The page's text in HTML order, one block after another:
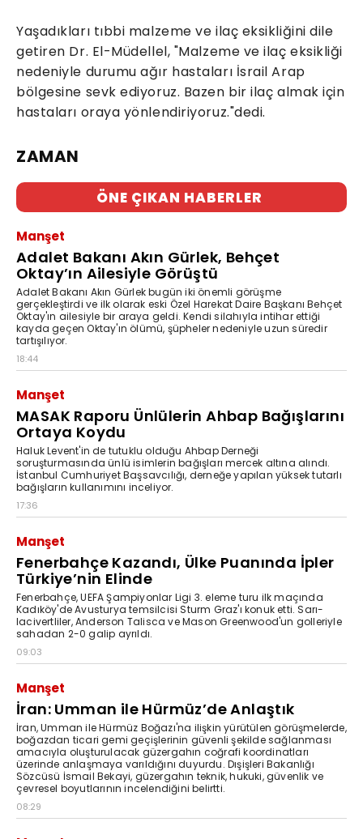
Yaşadıkları tıbbi malzeme ve ilaç eksikliğini dile
getiren Dr. El-Müdellel, "Malzeme ve ilaç eksikliği
nedeniyle durumu ağır hastaları İsrail Arap
bölgesine sevk ediyoruz. Bazen bir ilaç almak için
hastaları oraya yönlendiriyoruz."dedi.
ZAMAN
ÖNE ÇIKAN HABERLER
Manşet
Adalet Bakanı Akın Gürlek, Behçet
Oktay’ın Ailesiyle Görüştü
Adalet Bakanı Akın Gürlek bugün iki önemli görüşme
gerçekleştirdi ve ilk olarak eski Özel Harekat Daire Başkanı Behçet
Oktay'ın ailesiyle bir araya geldi. Kendi silahıyla intihar ettiği
kayda geçen Oktay'ın ölümü, şüpheler nedeniyle uzun süredir
tartışılıyor.
18:44
Manşet
MASAK Raporu Ünlülerin Ahbap Bağışlarını
Ortaya Koydu
Haluk Levent'in de tutuklu olduğu Ahbap Derneği
soruşturmasında ünlü isimlerin bağışları mercek altına alındı.
İstanbul Cumhuriyet Başsavcılığı, derneğe yapılan yüksek tutarlı
bağışların kullanımını inceliyor.
17:36
Manşet
Fenerbahçe Kazandı, Ülke Puanında İpler
Türkiye’nin Elinde
Fenerbahçe, UEFA Şampiyonlar Ligi 3. eleme turu ilk maçında
Kadıköy'de Avusturya temsilcisi Sturm Graz'ı konuk etti. Sarı-
lacivertliler, Anderson Talisca ve Mason Greenwood'un golleriyle
sahadan 2-0 galip ayrıldı.
09:03
Manşet
İran: Umman ile Hürmüz’de Anlaştık
İran, Umman ile Hürmüz Boğazı'na ilişkin yürütülen görüşmelerde,
boğazdan ticari gemi geçişlerinin güvenli şekilde sağlanması
amacıyla oluşturulacak güzergahın coğrafi koordinatları
üzerinde anlaşmaya varıldığını duyurdu. Dışişleri Bakanlığı
Sözcüsü İsmail Bekayi, güzergahın teknik, hukuki, güvenlik ve
çevresel boyutlarının incelendiğini belirtti.
08:29